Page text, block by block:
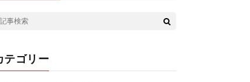
テゴリー